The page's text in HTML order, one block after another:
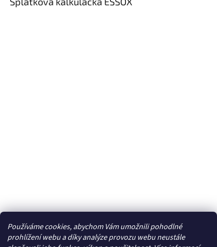
Používáme cookies, abychom Vám umožnili pohodlné
prohlížení webu a díky analýze provozu webu neustále